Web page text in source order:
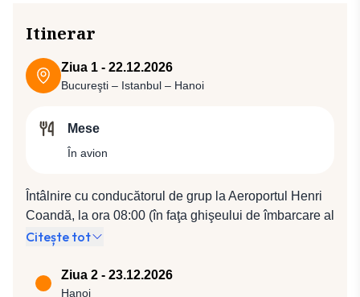
Itinerar
Ziua 1 - 22.12.2026
Bucureşti – Istanbul – Hanoi
Mese
În avion
Întâlnire cu conducătorul de grup la Aeroportul Henri
Coandă, la ora 08:00 (în faţa ghişeului de îmbarcare al
companiei Turkish Airlines). Plecare spre Istanbul cu
12:45), de unde vom pleca spre Hanoi cu zborul TK
252 (18:15 / 07:15).
Citește tot
Ziua 2 - 23.12.2026
Hanoi